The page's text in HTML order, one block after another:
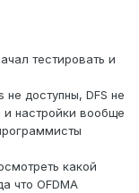
тестировать и
доступны, DFS не
и настройки вообще
какой
что OFDMA